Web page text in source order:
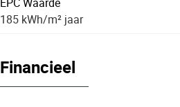
185 kWh/m² jaar
Financieel